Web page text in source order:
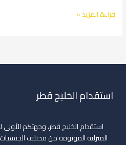
قراءة المزيد »
استقدام الخليج قطر
استقدام الخليج قطر، وجهتكم الأولى
المنزلية الموثوقة من مختلف